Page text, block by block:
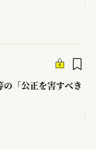
「公正を害すべき